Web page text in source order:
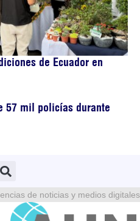
de Ecuador en
57 mil policías durante
de noticias y medios digitales